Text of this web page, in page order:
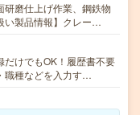
磨仕上げ作業、鋼鉄物
い製品情報】クレー…
けでもOK！履歴書不要
職種などを入力す…